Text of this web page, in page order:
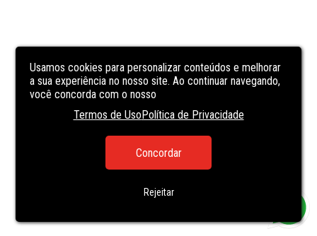
Usamos cookies para personalizar conteúdos e melhorar
a sua experiência no nosso site. Ao continuar navegando,
você concorda com o nosso
Termos de UsoPolítica de Privacidade
Concordar
Rejeitar